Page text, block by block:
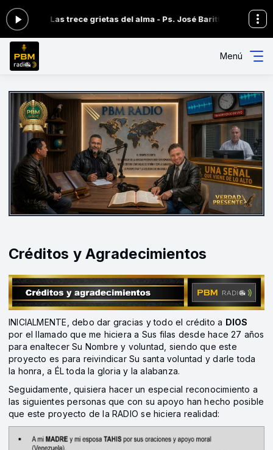
Las trece grietas del alma - Ps. José Baritto (Venezuela)
Menú
Créditos y Agradecimientos
INICIALMENTE, debo dar gracias y todo el crédito a DIOS
por el llamado que me hiciera a Sus filas desde hace 27 años
para enaltecer Su Nombre y voluntad, siendo que este
proyecto es para reivindicar Su santa voluntad y darle toda
la honra, a ÉL toda la gloria y la alabanza.
Seguidamente, quisiera hacer un especial reconocimiento a
las siguientes personas que con su apoyo han hecho posible
que este proyecto de la RADIO se hiciera realidad: